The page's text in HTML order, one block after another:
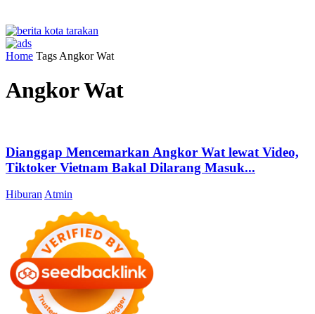
Home Tags Angkor Wat
Angkor Wat
Dianggap Mencemarkan Angkor Wat lewat Video,
Tiktoker Vietnam Bakal Dilarang Masuk...
Hiburan Atmin